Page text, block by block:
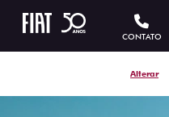
CONTATO
Alterar